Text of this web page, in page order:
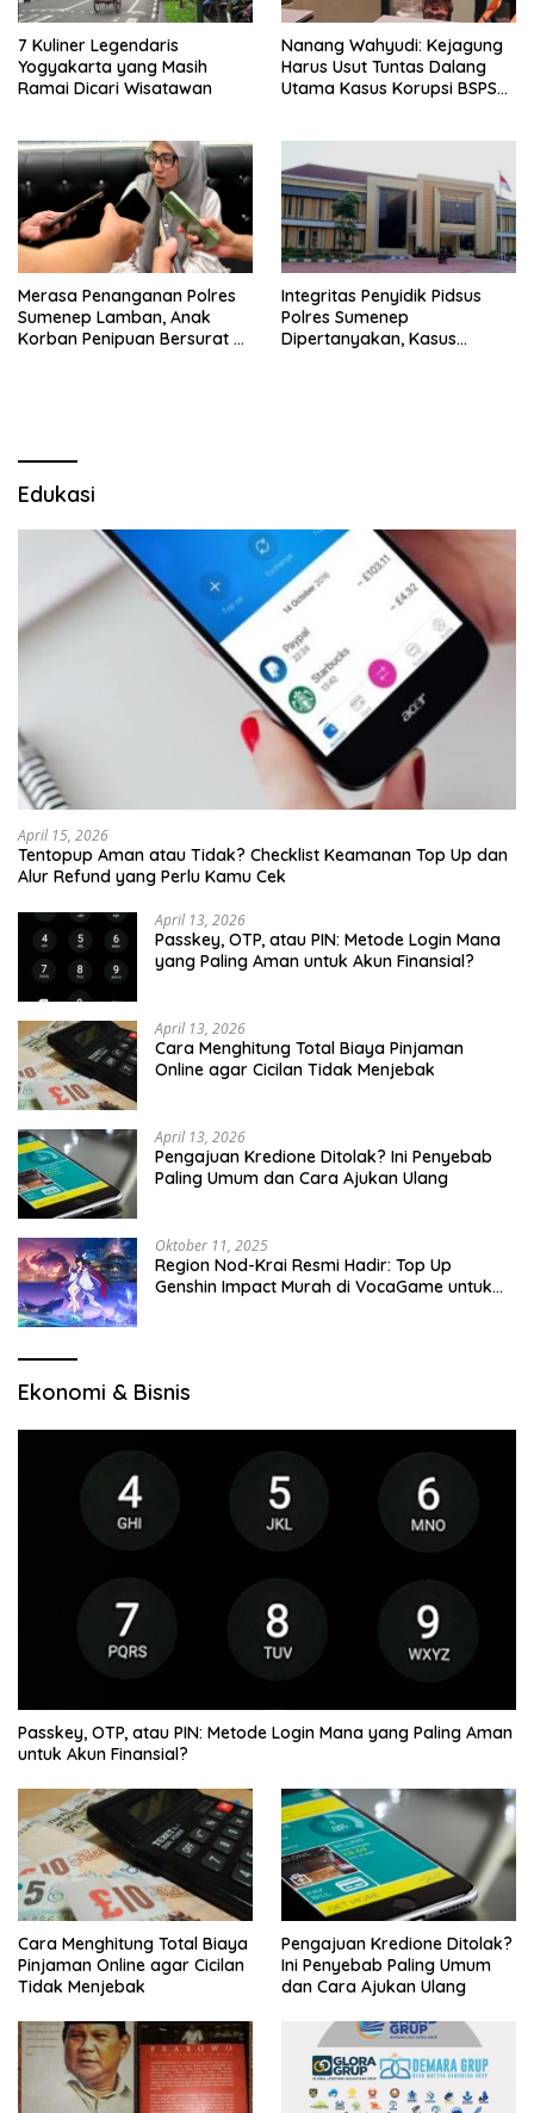
7 Kuliner Legendaris
Yogyakarta yang Masih
Ramai Dicari Wisatawan
Nanang Wahyudi: Kejagung
Harus Usut Tuntas Dalang
Utama Kasus Korupsi BSPS
Merasa Penanganan Polres
Sumenep Lamban, Anak
Korban Penipuan Bersurat ke
Integritas Penyidik Pidsus
Polres Sumenep
Dipertanyakan, Kasus
Edukasi
April 15, 2026
Tentopup Aman atau Tidak? Checklist Keamanan Top Up dan
Alur Refund yang Perlu Kamu Cek
April 13, 2026
Passkey, OTP, atau PIN: Metode Login Mana
yang Paling Aman untuk Akun Finansial?
April 13, 2026
Cara Menghitung Total Biaya Pinjaman
Online agar Cicilan Tidak Menjebak
April 13, 2026
Pengajuan Kredione Ditolak? Ini Penyebab
Paling Umum dan Cara Ajukan Ulang
Oktober 11, 2025
Region Nod-Krai Resmi Hadir: Top Up
Genshin Impact Murah di VocaGame untuk
Ekonomi & Bisnis
Passkey, OTP, atau PIN: Metode Login Mana yang Paling Aman
untuk Akun Finansial?
Cara Menghitung Total Biaya
Pinjaman Online agar Cicilan
Tidak Menjebak
Pengajuan Kredione Ditolak?
Ini Penyebab Paling Umum
dan Cara Ajukan Ulang